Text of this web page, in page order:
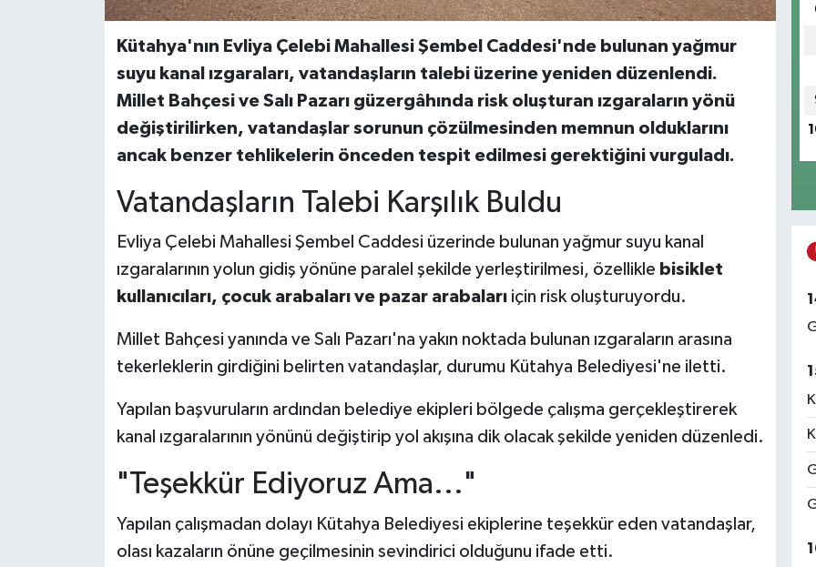
Kütahya'nın Evliya Çelebi Mahallesi Şembel Caddesi'nde bulunan yağmur
suyu kanal ızgaraları, vatandaşların talebi üzerine yeniden düzenlendi.
Millet Bahçesi ve Salı Pazarı güzergâhında risk oluşturan ızgaraların yönü
değiştirilirken, vatandaşlar sorunun çözülmesinden memnun olduklarını
ancak benzer tehlikelerin önceden tespit edilmesi gerektiğini vurguladı.
Vatandaşların Talebi Karşılık Buldu
Evliya Çelebi Mahallesi Şembel Caddesi üzerinde bulunan yağmur suyu kanal
ızgaralarının yolun gidiş yönüne paralel şekilde yerleştirilmesi, özellikle bisiklet
kullanıcıları, çocuk arabaları ve pazar arabalarıiçin risk oluşturuyordu.
Millet Bahçesi yanında ve Salı Pazarı'na yakın noktada bulunan ızgaraların arasına
tekerleklerin girdiğini belirten vatandaşlar, durumu Kütahya Belediyesi'ne iletti.
Yapılan başvuruların ardından belediye ekipleri bölgede çalışma gerçekleştirerek
kanal ızgaralarının yönünü değiştirip yol akışına dik olacak şekilde yeniden düzenledi.
"Teşekkür Ediyoruz Ama..."
Yapılan çalışmadan dolayı Kütahya Belediyesi ekiplerine teşekkür eden vatandaşlar,
olası kazaların önüne geçilmesinin sevindirici olduğunu ifade etti.
Teknoloji
Vefat Haberleri